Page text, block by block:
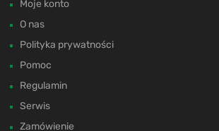
Moje konto
O nas
Polityka prywatności
Pomoc
Regulamin
Serwis
Zamówienie